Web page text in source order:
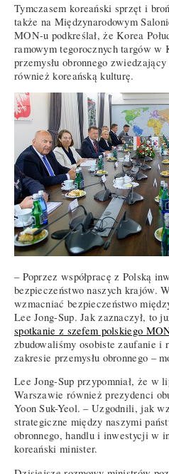
Tymczasem koreański sprzęt i
także na Międzynarodowym
MON-u podkreślał, że Korea
ramowym tegorocznych targów w
przemysłu obronnego
również koreańską kulturę.
– Poprzez współpracę z Polską
bezpieczeństwo naszych krajów.
wzmacniać bezpieczeństwo
Lee Jong-Sup. Jak zaznaczył, to
spotkanie z szefem polskiego
zbudowaliśmy osobiste zaufanie i
zakresie przemysłu obronnego –
Lee Jong-Sup przypomniał, że w
Warszawie również prezydenci
Yoon Suk-Yeol. – Uzgodnili, jak
strategiczne między naszymi
obronnego, handlu i inwestycji w
koreański minister.